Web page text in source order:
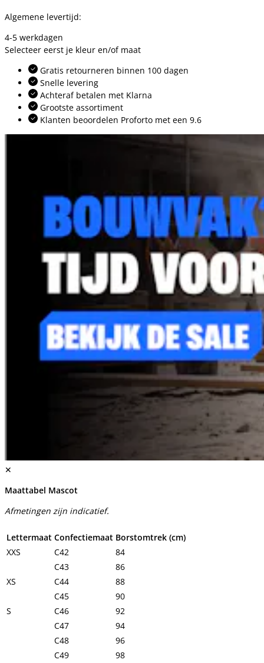
Algemene levertijd:
4-5 werkdagen
Selecteer eerst je kleur en/of maat
Gratis retourneren binnen 100 dagen
Snelle levering
Achteraf betalen met Klarna
Grootste assortiment
Klanten beoordelen Proforto met een 9.6
✕
Maattabel Mascot
Afmetingen zijn indicatief.
Lettermaat Confectiemaat Borstomtrek (cm)
XXS
C42
84
C43
86
XS
C44
88
C45
90
S
C46
92
C47
94
C48
96
C49
98